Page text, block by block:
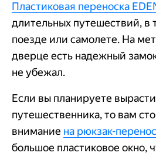
Пластиковая переноска
длительных путешествий, в
поезде или самолете. На
дверце есть надежный
не убежал.
Если вы планируете
путешественника, то вам
внимание на рюкзак-
большое пластиковое окно,